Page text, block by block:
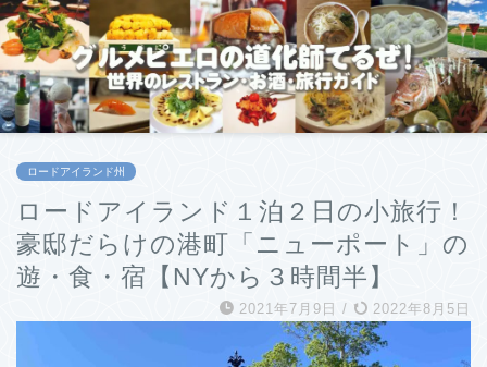
ロードアイランド州
ロードアイランド１泊２日の小旅行！
豪邸だらけの港町「ニューポート」の
遊・食・宿【NYから３時間半】
2021年7月9日 / 2022年8月5日